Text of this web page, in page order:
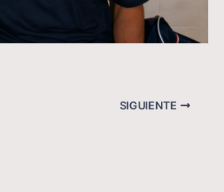
SIGUIENTE